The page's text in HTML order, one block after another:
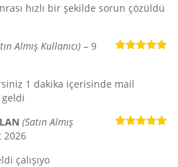
hızlı bir şekilde sorun çözüldü
Almış Kullanıcı) – 9
1 dakika içerisinde mail
(Satın Almış
2026
çalışıyo